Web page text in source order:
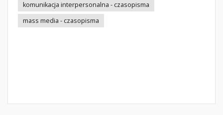
komunikacja interpersonalna - czasopisma
mass media - czasopisma